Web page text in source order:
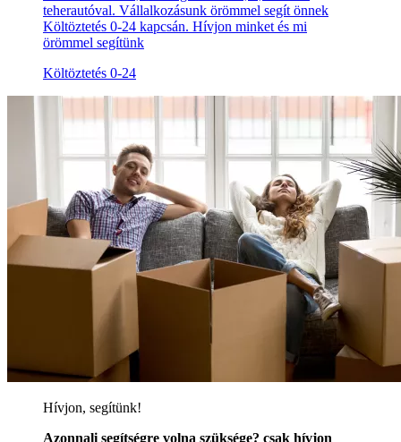
teherautóval. Vállalkozásunk örömmel segít önnek
Költöztetés 0-24 kapcsán. Hívjon minket és mi
örömmel segítünk
Költöztetés 0-24
Hívjon, segítünk!
Azonnali segítségre volna szüksége? csak hívjon